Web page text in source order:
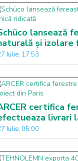
lansează
și izolare
Iulie, 17:53
certifica
livrari
Iulie, 05:00